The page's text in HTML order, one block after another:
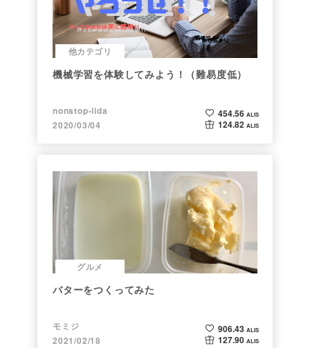
他カテゴリ
機械学習を体験してみよう！（難易度低）
nonstop-iida
2020/03/04
454.56 ALIS
124.82 ALIS
グルメ
バターをつくってみた
モミジ
2021/02/18
906.43 ALIS
127.90 ALIS